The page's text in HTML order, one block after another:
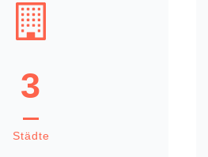
3
Städte